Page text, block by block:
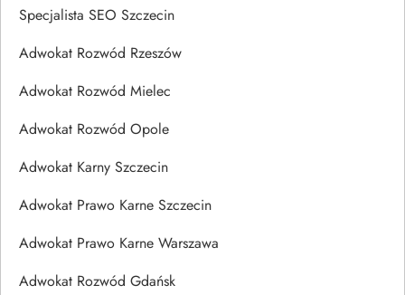
Specjalista SEO Szczecin
Adwokat Rozwód Rzeszów
Adwokat Rozwód Mielec
Adwokat Rozwód Opole
Adwokat Karny Szczecin
Adwokat Prawo Karne Szczecin
Adwokat Prawo Karne Warszawa
Adwokat Rozwód Gdańsk